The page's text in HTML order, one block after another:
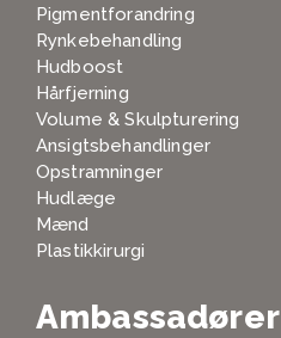
Pigmentforandring
Rynkebehandling
Hudboost
Hårfjerning
Volume & Skulpturering
Ansigtsbehandlinger
Opstramninger
Hudlæge
Mænd
Plastikkirurgi
Ambassadører